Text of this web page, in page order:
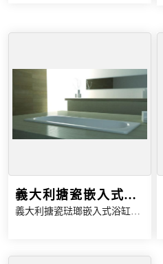
義大利搪瓷嵌入式浴
缸｜120～170公分多
義大利搪瓷琺瑯嵌入式浴缸，